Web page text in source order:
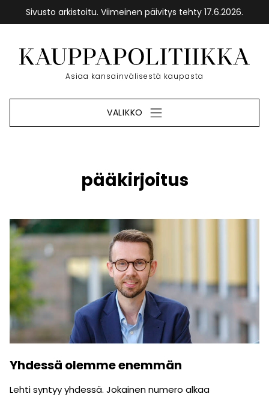
Sivusto arkistoitu. Viimeinen päivitys tehty 17.6.2026.
sisältöön
Etusivu
Asiaa kansainvälisestä kaupasta
VALIKKO
pääkirjoitus
Yhdessä olemme enemmän
Lehti syntyy yhdessä. Jokainen numero alkaa